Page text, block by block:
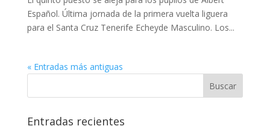
Español. Última jornada de la primera vuelta liguera
para el Santa Cruz Tenerife Echeyde Masculino. Los...
« Entradas más antiguas
Entradas recientes